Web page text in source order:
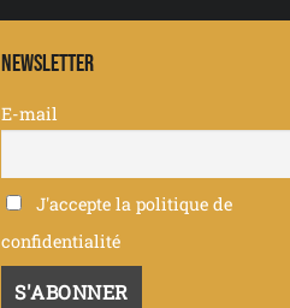
Newsletter
E-mail
J'accepte la politique de
confidentialité